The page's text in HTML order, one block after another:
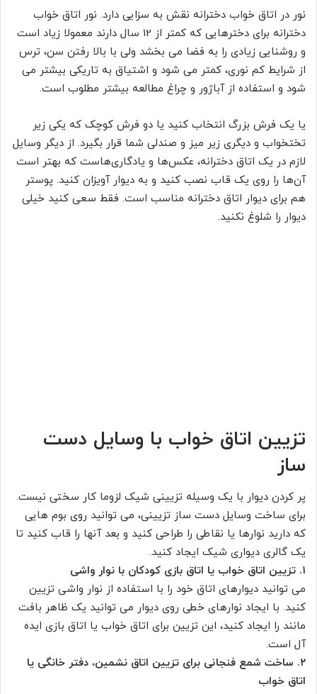
نور در اتاق خواب دخترانه نقش به سزایی دارد. نور اتاق خواب
دخترانه برای دخترهایی که کمتر از 12 سال دارند معمولا زیاد است
و روشنایی زیادی را به فضا می بخشد ولی با بالا رفتن سن، ترس
از شرایط کم نوری، کمتر می شود و اشتیاق به تاریکی بیشتر می
شود و استفاده از آباژور و چراغ مطالعه بیشتر مطلوب است.
یا یک فرش بزرگ انتخاب کنید یا دو فرش کوچک که یکی زیر
تختخواب و دیگری زیر میز و صندلی شما قرار بگیرد. از دیگر وسایل
لازم در یک اتاق دخترانه، عکس‌ها و یادگاری‌هاست که بهتر است
آن‌ها را روی یک قاب نصب کنید و به دیوار آویزان کنید. پوستر
هم برای دیوار اتاق دخترانه مناسب است. فقط سعی کنید خیلی
دیوار را شلوغ نکنید.
تزیین اتاق خواب با وسایل دست
ساز
پر کردن دیوار با یک وسیله تزیینی شیک لزوما کار سختی نیست.
برای ساخت وسایل دست ساز تزیینی، می توانید روی بوم هایی
که دارید نوارها یا نقاطی را طراحی کنید و بعد آنها را قاب کنید تا
یک گالری دیواری شیک ایجاد کنید.
۱. تزیین اتاق خواب یا اتاق بازی کودکان با نوار واشی
می توانید دیوارهای اتاق خود را با استفاده از نوار واشی تزیین
کنید. با ایجاد نوارهای خطی روی دیوار می توانید یک ظاهر بافت
مانند را ایجاد کنید، این تزیین برای اتاق خواب یا اتاق بازی ایده
آل است.
۲. ساخت شمع فنجانی برای تزیین اتاق نشمین، دفتر خانگی یا
اتاق خواب